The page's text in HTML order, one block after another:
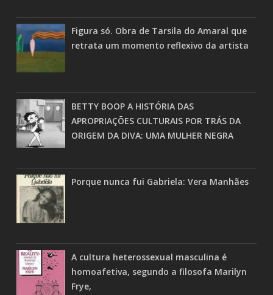
Figura só. Obra de Tarsila do Amaral que
retrata um momento reflexivo da artista
BETTY BOOP A HISTÓRIA DAS
APROPRIAÇÕES CULTURAIS POR TRÁS DA
ORIGEM DA DIVA: UMA MULHER NEGRA
Porque nunca fui Gabriela: Vera Manhães
A cultura heterossexual masculina é
homoafetiva, segundo a filosofa Marilyn
Frye,